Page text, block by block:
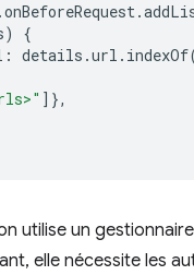
.onBeforeRequest.
)
{
: details .url . indexOf
]},
utilise un gestionnaire
elle nécessite les